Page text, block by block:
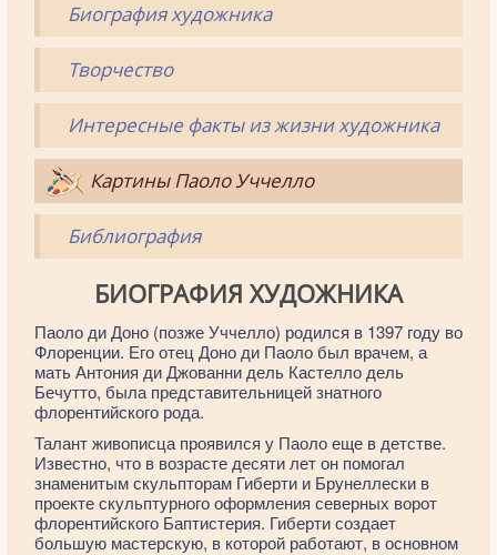
Биография художника
Творчество
Интересные факты из жизни художника
Картины Паоло Уччелло
Библиография
БИОГРАФИЯ ХУДОЖНИКА
Паоло ди Доно (позже Уччелло) родился в 1397 году во
Флоренции. Его отец Доно ди Паоло был врачем, а
мать Антония ди Джованни дель Кастелло дель
Бечутто, была представительницей знатного
флорентийского рода.
Талант живописца проявился у Паоло еще в детстве.
Известно, что в возрасте десяти лет он помогал
знаменитым скульпторам Гиберти и Брунеллески в
проекте скульптурного оформления северных ворот
флорентийского Баптистерия. Гиберти создает
большую мастерскую, в которой работают, в основном